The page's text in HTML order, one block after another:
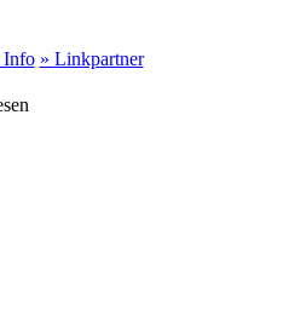
Info » Linkpartner